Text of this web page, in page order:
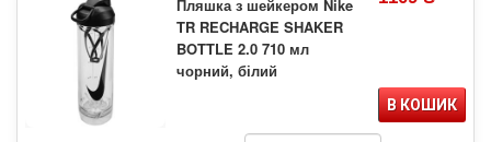
Пляшка з шейкером Nike
TR RECHARGE SHAKER
BOTTLE 2.0 710 мл
чорний, білий
В КОШИК